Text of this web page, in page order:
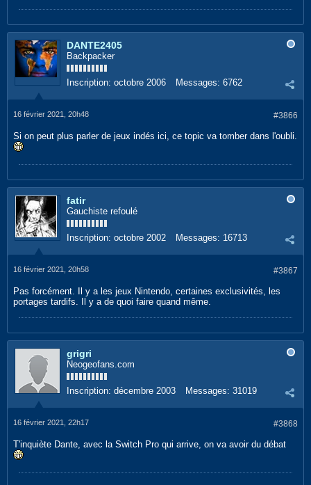
DANTE2405
Backpacker
Inscription: octobre 2006 Messages: 6762
#3866
16 février 2021, 20h48
Si on peut plus parler de jeux indés ici, ce topic va tomber dans l'oubli.
fatir
Gauchiste refoulé
Inscription: octobre 2002 Messages: 16713
#3867
16 février 2021, 20h58
Pas forcément. Il y a les jeux Nintendo, certaines exclusivités, les
portages tardifs. Il y a de quoi faire quand même.
grigri
Neogeofans.com
Inscription: décembre 2003 Messages: 31019
#3868
16 février 2021, 22h17
T'inquiète Dante, avec la Switch Pro qui arrive, on va avoir du débat